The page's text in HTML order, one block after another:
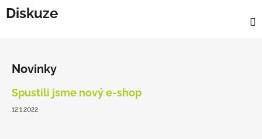
Diskuze
Novinky
Spustili jsme nový e-shop
12.1.2022